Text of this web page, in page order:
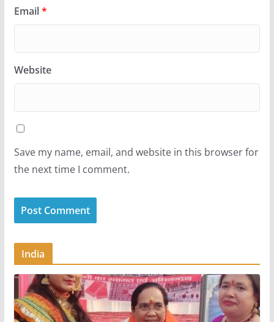
Email*
Website
Save my name, email, and website in this browser for
the next time I comment.
India